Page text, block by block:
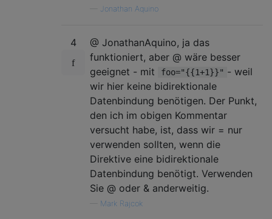
Jonathan Aquino
4
@ JonathanAquino, ja das
funktioniert, aber @ wäre besser
geeignet - mit
foo="{{1+1}}" - weil
wir hier keine bidirektionale
Datenbindung benötigen. Der Punkt,
den ich im obigen Kommentar
versucht habe, ist, dass wir = nur
verwenden sollten, wenn die
Direktive eine bidirektionale
Datenbindung benötigt. Verwenden
Sie @ oder & anderweitig.
Mark Rajcok